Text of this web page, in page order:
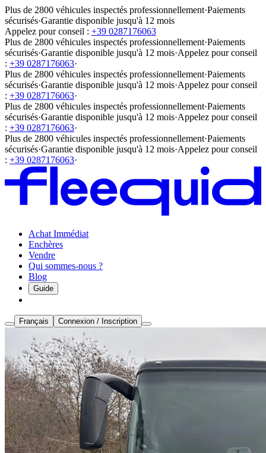
Plus de 2800 véhicules inspectés professionnellement·Paiements
sécurisés·Garantie disponible jusqu'à 12 mois
Appelez pour conseil : +39 0287176063
Plus de 2800 véhicules inspectés professionnellement·Paiements
sécurisés·Garantie disponible jusqu'à 12 mois·Appelez pour conseil
: +39 0287176063·
Plus de 2800 véhicules inspectés professionnellement·Paiements
sécurisés·Garantie disponible jusqu'à 12 mois·Appelez pour conseil
: +39 0287176063·
Plus de 2800 véhicules inspectés professionnellement·Paiements
sécurisés·Garantie disponible jusqu'à 12 mois·Appelez pour conseil
: +39 0287176063·
Plus de 2800 véhicules inspectés professionnellement·Paiements
sécurisés·Garantie disponible jusqu'à 12 mois·Appelez pour conseil
: +39 0287176063·
Achat Immédiat
Enchères
Vendre
Qui sommes-nous ?
Blog
Guide
Français Connexion / Inscription